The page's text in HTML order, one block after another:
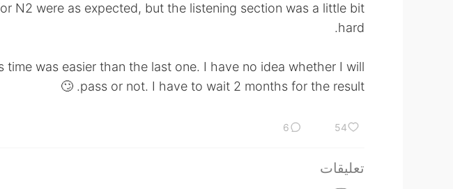
N2 were as expected, but the listening section was a little bit
hard.
time was easier than the last one. I have no idea whether I will
pass or not. I have to wait 2 months for the result. 🙄
54
6
تعليقات